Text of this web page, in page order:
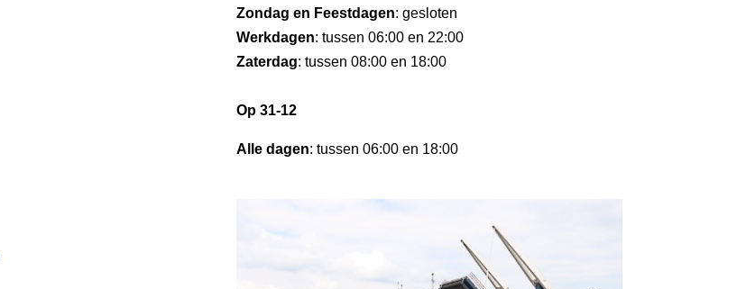
Zondag en Feestdagen: gesloten
Werkdagen: tussen 06:00 en 22:00
Zaterdag: tussen 08:00 en 18:00
Op 31-12
Alle dagen: tussen 06:00 en 18:00